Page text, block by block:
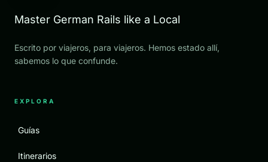
Master German Rails like a Local
Escrito por viajeros, para viajeros. Hemos estado allí,
sabemos lo que confunde.
EXPLORA
Guías
Itinerarios